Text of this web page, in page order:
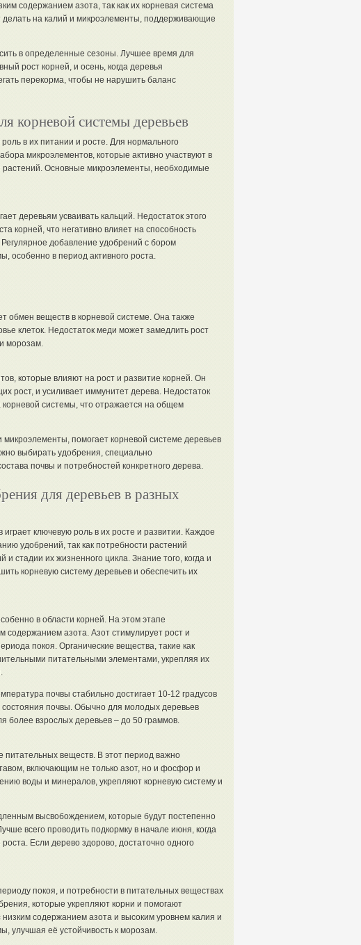
содержанием азота, так как их корневая система
делать на калий и микроэлементы, поддерживающие
в определенные сезоны. Лучшее время для
рост корней, и осень, когда деревья
перекорма, чтобы не нарушить баланс
корневой системы деревьев
в их питании и росте. Для нормального
микроэлементов, которые активно участвуют в
растений. Основные микроэлементы, необходимые
деревьям усваивать кальций. Недостаток этого
корней, что негативно влияет на способность
добавление удобрений с бором
особенно в период активного роста.
обмен веществ в корневой системе. Она также
клеток. Недостаток меди может замедлить рост
морозам.
которые влияют на рост и развитие корней. Он
рост, и усиливает иммунитет дерева. Недостаток
системы, что отражается на общем
помогает корневой системе деревьев
выбирать удобрения, специально
почвы и потребностей конкретного дерева.
для деревьев в разных
ключевую роль в их росте и развитии. Каждое
удобрений, так как потребности растений
стадии их жизненного цикла. Знание того, когда и
корневую систему деревьев и обеспечить их
в области корней. На этом этапе
содержанием азота. Азот стимулирует рост и
покоя. Органические вещества, такие как
питательными элементами, укрепляя их
почвы стабильно достигает 10-12 градусов
почвы. Обычно для молодых деревьев
более взрослых деревьев – до 50 граммов.
питательных веществ. В этот период важно
включающим не только азот, но и фосфор и
воды и минералов, укрепляют корневую систему и
высвобождением, которые будут постепенно
всего проводить подкормку в начале июня, когда
Если дерево здорово, достаточно одного
покоя, и потребности в питательных веществах
которые укрепляют корни и помогают
содержанием азота и высоким уровнем калия и
улучшая её устойчивость к морозам.